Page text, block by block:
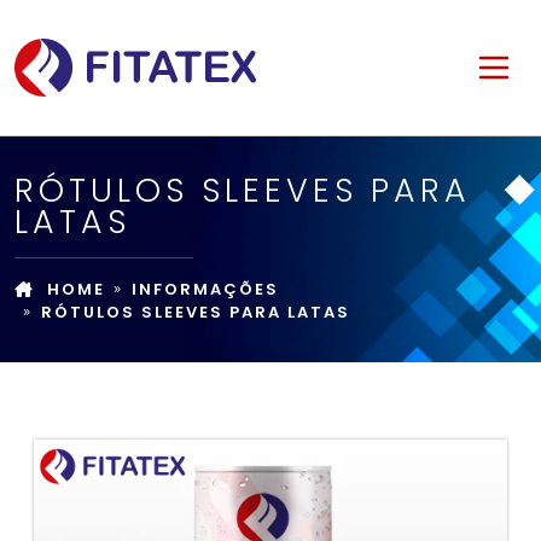
RÓTULOS SLEEVES PARA
LATAS
HOME
INFORMAÇÕES
RÓTULOS SLEEVES PARA LATAS